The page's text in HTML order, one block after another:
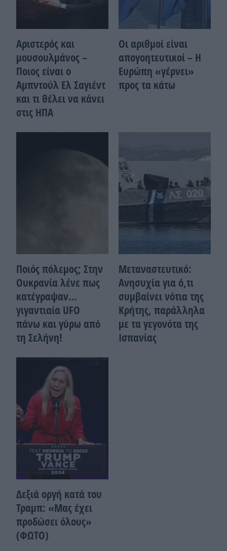
Αριστερός και
μουσουλμάνος –
Ποιoς είναι ο
Αμπντούλ Ελ Σαγιέντ
και τι θέλει να κάνει
στις ΗΠΑ
Οι αριθμοί είναι
απογοητευτικοί – Η
Ευρώπη «γέρνει»
προς τα κάτω
Ποιός πόλεμος; Στην
Ουκρανία λένε πως
κατέγραψαν…
γιγαντιαία UFO
πάνω και γύρω από
τη Σελήνη!
Μεταναστευτικό:
Ανησυχία για ό,τι
συμβαίνει νότια της
Κρήτης, παράλληλα
με τα γεγονότα της
Ισπανίας
Δεξιά οργή κατά του
Τραμπ: «Μας έχει
προδώσει όλους»
(ΦΩΤΟ)